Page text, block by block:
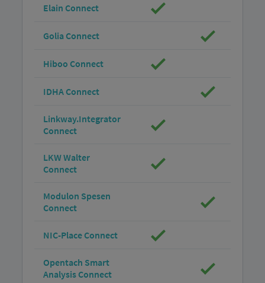
Elain Connect
Golia Connect
Hiboo Connect
IDHA Connect
Linkway.Integrator
Connect
LKW Walter
Connect
Modulon Spesen
Connect
NIC-Place Connect
Opentach Smart
Analysis Connect